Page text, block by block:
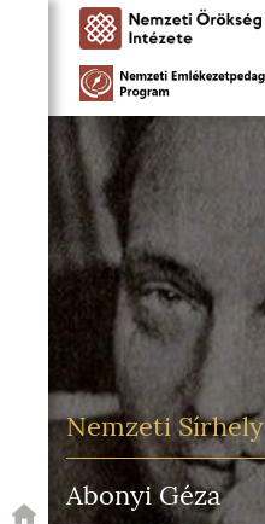
Nemzeti Sírhely
Abonyi Géza